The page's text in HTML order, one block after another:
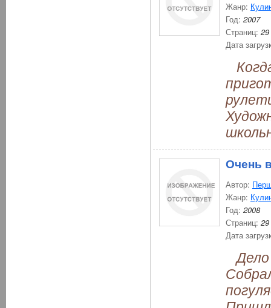
Жанр:
Год: 2007
Страниц: 29
Дата
Очень
Автор:
Жанр:
Год: 2008
Страниц: 29
Дата